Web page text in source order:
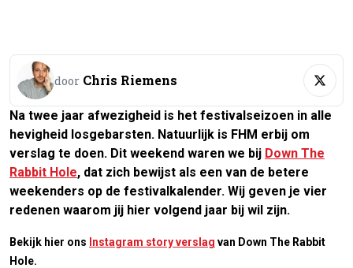
door Chris Riemens
Na twee jaar afwezigheid is het festivalseizoen in alle
hevigheid losgebarsten. Natuurlijk is FHM erbij om
verslag te doen. Dit weekend waren we bij Down The
Rabbit Hole, dat zich bewijst als een van de betere
weekenders op de festivalkalender. Wij geven je vier
redenen waarom jij hier volgend jaar bij wil zijn.
Bekijk hier ons Instagram story verslag van Down The Rabbit
Hole.